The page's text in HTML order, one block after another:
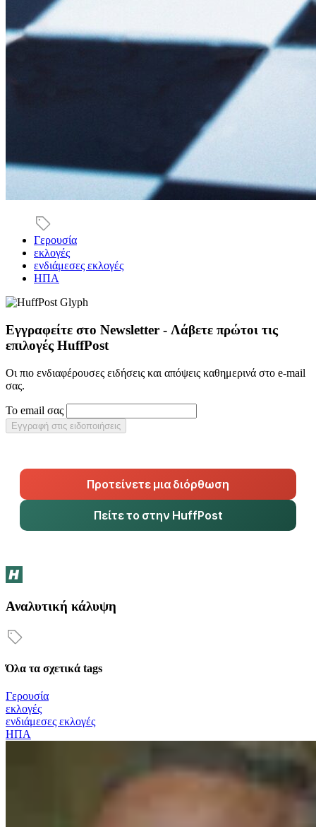
Γερουσία
εκλογές
ενδιάμεσες εκλογές
ΗΠΑ
Εγγραφείτε στο Newsletter - Λάβετε πρώτοι τις
επιλογές HuffPost
Οι πιο ενδιαφέρουσες ειδήσεις και απόψεις καθημερινά στο e-mail
σας.
Το email σας
Εγγραφή στις ειδοποιήσεις
Προτείνετε μια διόρθωση
Πείτε το στην HuffPost
Αναλυτική κάλυψη
Όλα τα σχετικά tags
Γερουσία
εκλογές
ενδιάμεσες εκλογές
ΗΠΑ